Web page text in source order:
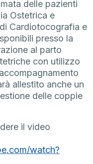
delle pazienti
Ostetrica e
Cardiotocografia e
presso la
al parto
con utilizzo
allestito anche un
delle coppie
il video
watch?